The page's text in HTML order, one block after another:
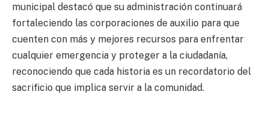
municipal destacó que su administración continuará
fortaleciendo las corporaciones de auxilio para que
cuenten con más y mejores recursos para enfrentar
cualquier emergencia y proteger a la ciudadanía,
reconociendo que cada historia es un recordatorio del
sacrificio que implica servir a la comunidad.